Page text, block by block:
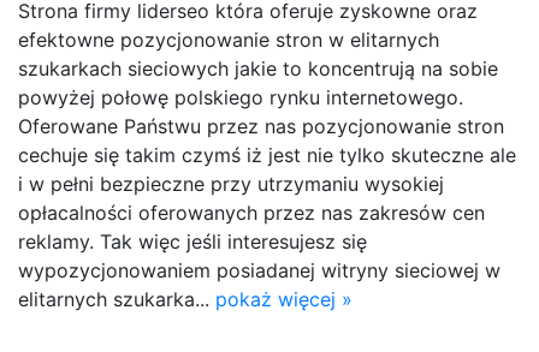
Strona firmy liderseo która oferuje zyskowne oraz
efektowne pozycjonowanie stron w elitarnych
szukarkach sieciowych jakie to koncentrują na sobie
powyżej połowę polskiego rynku internetowego.
Oferowane Państwu przez nas pozycjonowanie stron
cechuje się takim czymś iż jest nie tylko skuteczne ale
i w pełni bezpieczne przy utrzymaniu wysokiej
opłacalności oferowanych przez nas zakresów cen
reklamy. Tak więc jeśli interesujesz się
wypozycjonowaniem posiadanej witryny sieciowej w
elitarnych szukarka... pokaż więcej »